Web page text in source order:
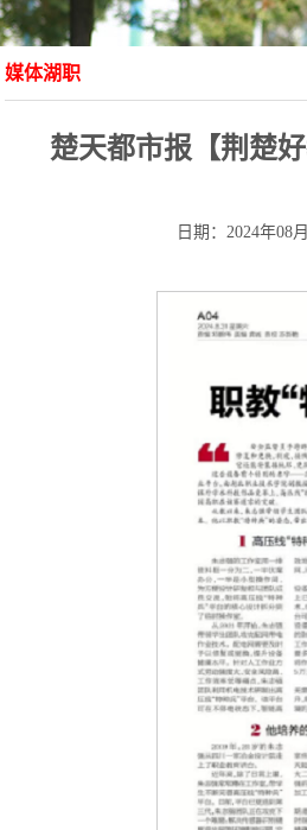
媒体湖职
楚天都市报【荆楚
日期：2024年